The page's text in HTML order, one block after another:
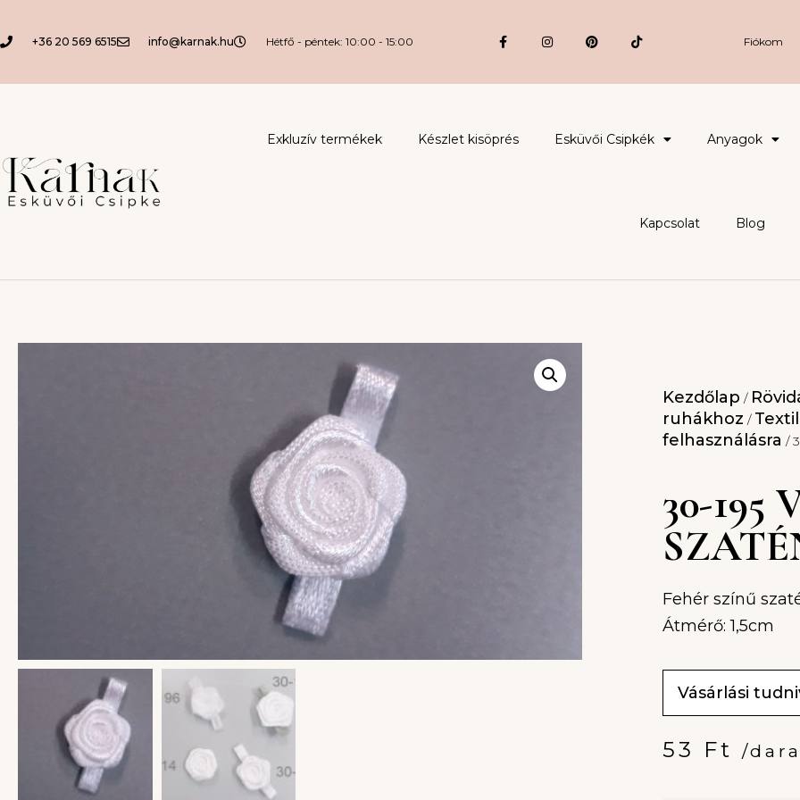
+36 20 569 6515 info@karnak.hu Hétfő - péntek: 10:00 - 15:00 Fiókom
Exkluzív termékek Készlet kisöprés Esküvői Csipkék Anyagok
Kapcsolat Blog
Kezdőlap /
ruhákhoz /
felhasználásra /
30-195
Fehér színű
Átmérő: 1,5cm
Vásárlási
53 Ft /